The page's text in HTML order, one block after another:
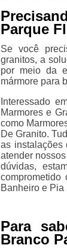
Parque
Se você
granitos, a
por meio da
mármore para
Interessado
Marmores e
como
De Granito.
as instalações
atender
dúvidas,
comprometido
Banheiro e
Para
Branco